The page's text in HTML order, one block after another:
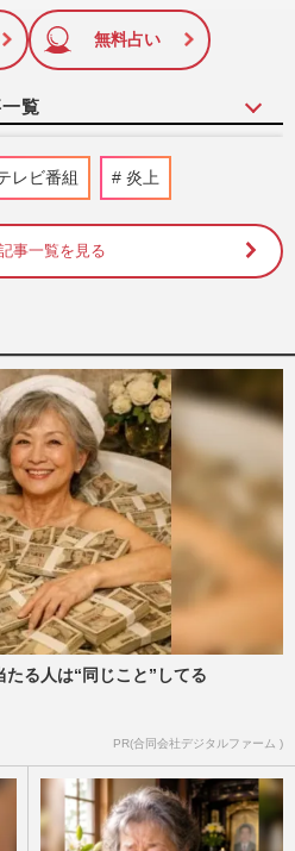
、WEB向けにリライトして配信
に追加
無料占い
覧
片山さつき大臣との“意味深ツ
”公開、安倍晋三元首相とも交
2026/6/4
り姿にファンでさえ困惑、恩
ら独立後の顕著…
演『ブルーモーメント』（フジ
伊藤英明の登場で「見たくなく
ラマへの批判が…
2024/6/19
執行猶予明けて女優復帰の沢尻
む初舞台『欲望という名の電
手は“体重増減を…
11月21日号 2023/11/9
ド＆バタフライ』公開終了後も
木村拓哉の“…
2023/6/11
レビ番組 炎上
事一覧を見る
たる人は“同じこと”してる
PR(合同会社デジタルファーム )